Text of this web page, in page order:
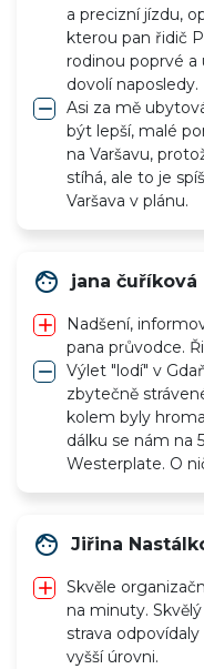
a precizní jízdu,
kterou pan řidič
rodinou poprvé
dovolí naposledy.
remove Asi za mě
být lepší, malé
na Varšavu,
stíhá, ale to je
Varšava v plánu.
face jana čuříková
add
Nadšení,
pana průvodce.
remove Výlet "lodí" v
zbytečně
kolem byly
dálku se nám na
Westerplate. O
face Jiřina
add Skvěle
na minuty.
strava
vyšší úrovni.